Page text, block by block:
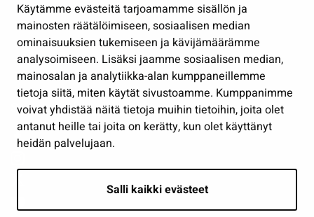
Käytämme evästeitä tarjoamamme sisällön ja
mainosten räätälöimiseen, sosiaalisen median
ominaisuuksien tukemiseen ja kävijämäärämme
analysoimiseen. Lisäksi jaamme sosiaalisen median,
mainosalan ja analytiikka-alan kumppaneillemme
tietoja siitä, miten käytät sivustoamme. Kumppanimme
voivat yhdistää näitä tietoja muihin tietoihin, joita olet
antanut heille tai joita on kerätty, kun olet käyttänyt
heidän palvelujaan.
Salli kaikki evästeet
Työ ja yrittäminen
Osallistu ja asioi
Näytä omat evästeasetukseni
Seuraa meitä